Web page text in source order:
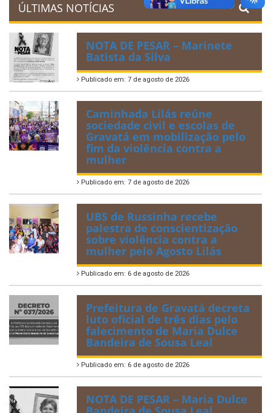
ÚLTIMAS NOTÍCIAS
NOTA DE PESAR – Marinete
Batista da Silva
Publicado em: 7 de agosto de 2026
Caminhada Lilás reúne
sociedade civil e escolas de
Gravatá em mobilização pelo
fim da violência contra a
mulher
Publicado em: 7 de agosto de 2026
UBS de Russinha recebe
palestra de conscientização
sobre violência contra a
mulher pelo Agosto Lilás
Publicado em: 6 de agosto de 2026
Prefeitura de Gravatá decreta
luto oficial de três dias pelo
falecimento de Maria Dulce
Bandeira de Sousa Leal
Publicado em: 6 de agosto de 2026
NOTA DE PESAR – Maria Dulce